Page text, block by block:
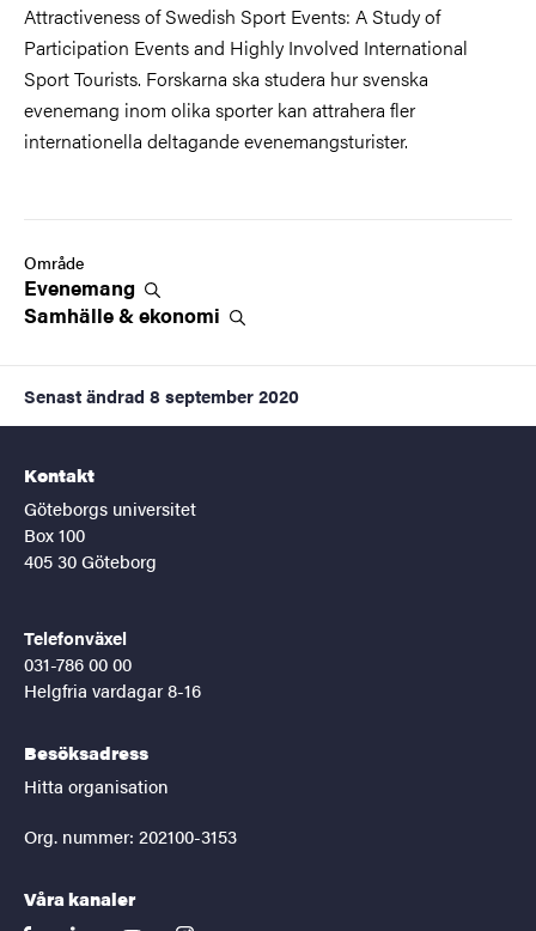
Attractiveness of Swedish Sport Events: A Study of
Participation Events and Highly Involved International
Sport Tourists. Forskarna ska studera hur svenska
evenemang inom olika sporter kan attrahera fler
internationella deltagande evenemangsturister.
Område
Evenemang
Samhälle &ekonomi
Senast ändrad 8 september 2020
Kontakt
Göteborgs universitet
Box 100
405 30 Göteborg
Telefonväxel
031-786 00 00
Helgfria vardagar 8-16
Besöksadress
Hitta organisation
Org. nummer: 202100-3153
Våra kanaler